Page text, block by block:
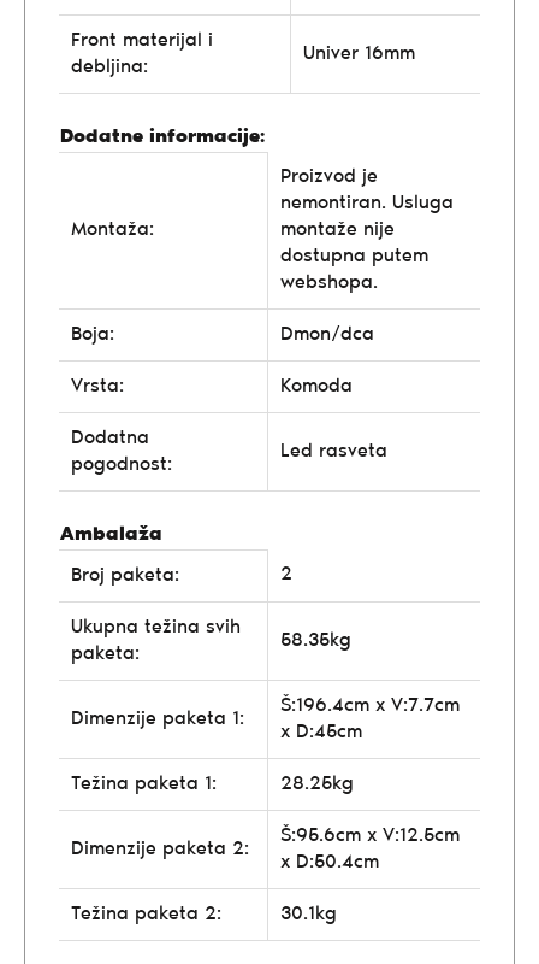
Front materijal i
debljina:
Univer 16mm
Dodatne informacije:
Montaža:
Proizvod je
nemontiran. Usluga
montaže nije
dostupna putem
webshopa.
Boja: Dmon/dca
Vrsta: Komoda
Dodatna
pogodnost:
Led rasveta
Ambalaža
Broj paketa:
2
Ukupna težina svih
paketa:
58.35kg
Dimenzije paketa 1:
Š:196.4cm x V:7.7cm
x D:45cm
Težina paketa 1: 28.25kg
Dimenzije paketa 2:
Š:95.6cm x V:12.5cm
x D:50.4cm
Težina paketa 2: 30.1kg